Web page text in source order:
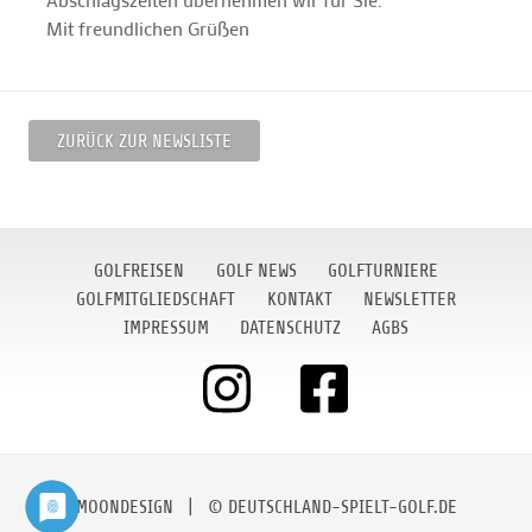
Mit freundlichen Grüßen
ZURÜCK ZUR NEWSLISTE
GOLFREISEN GOLF NEWS
GOLFTURNIERE
GOLFMITGLIEDSCHAFT
KONTAKT
NEWSLETTER
IMPRESSUM
DATENSCHUTZ AGBS
MOONDESIGN | © DEUTSCHLAND-SPIELT-GOLF.DE